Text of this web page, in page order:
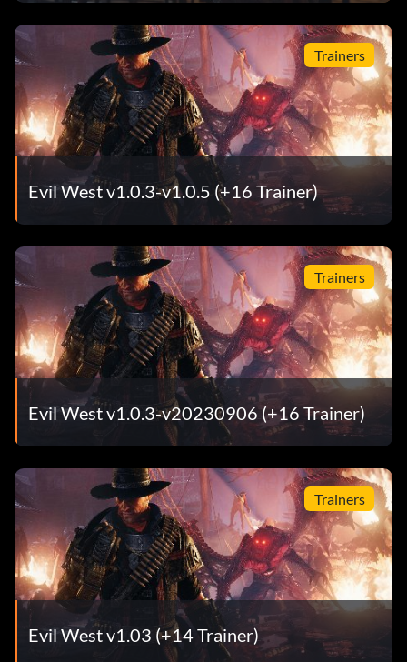
Trainers
Evil West v1.0.3-v1.0.5 (+16 Trainer)
Trainers
Evil West v1.0.3-v20230906 (+16 Trainer)
Trainers
Evil West v1.03 (+14 Trainer)